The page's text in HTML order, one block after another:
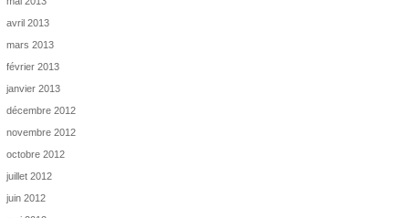
avril 2013
mars 2013
février 2013
janvier 2013
décembre 2012
novembre 2012
octobre 2012
juillet 2012
juin 2012